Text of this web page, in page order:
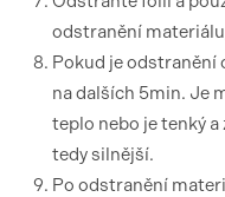
odstranění
Pokud je odstranění
na dalších 5min. Je
teplo nebo je tenký
tedy silnější.
Po odstranění